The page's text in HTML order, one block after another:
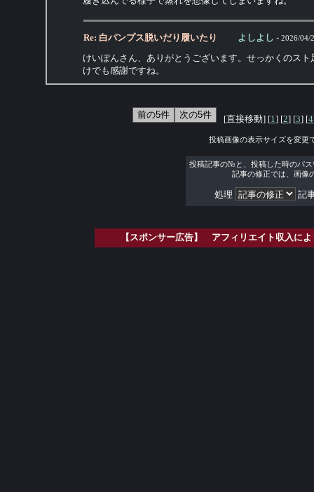
Re: 白パンプス脱いだり履いたり よしよし - 2026/04/
けいぽんさん、ありがとうございます。せっかくのス
けでも感謝ですね。
[直接移動] [1 ] [2] [3] [4
投稿画像の表示サイズを変更
投稿記事の№と、投稿した時のパ
記事の修正では、画像
処理 記
【スポンサー広告】 アフィリエイト収入に